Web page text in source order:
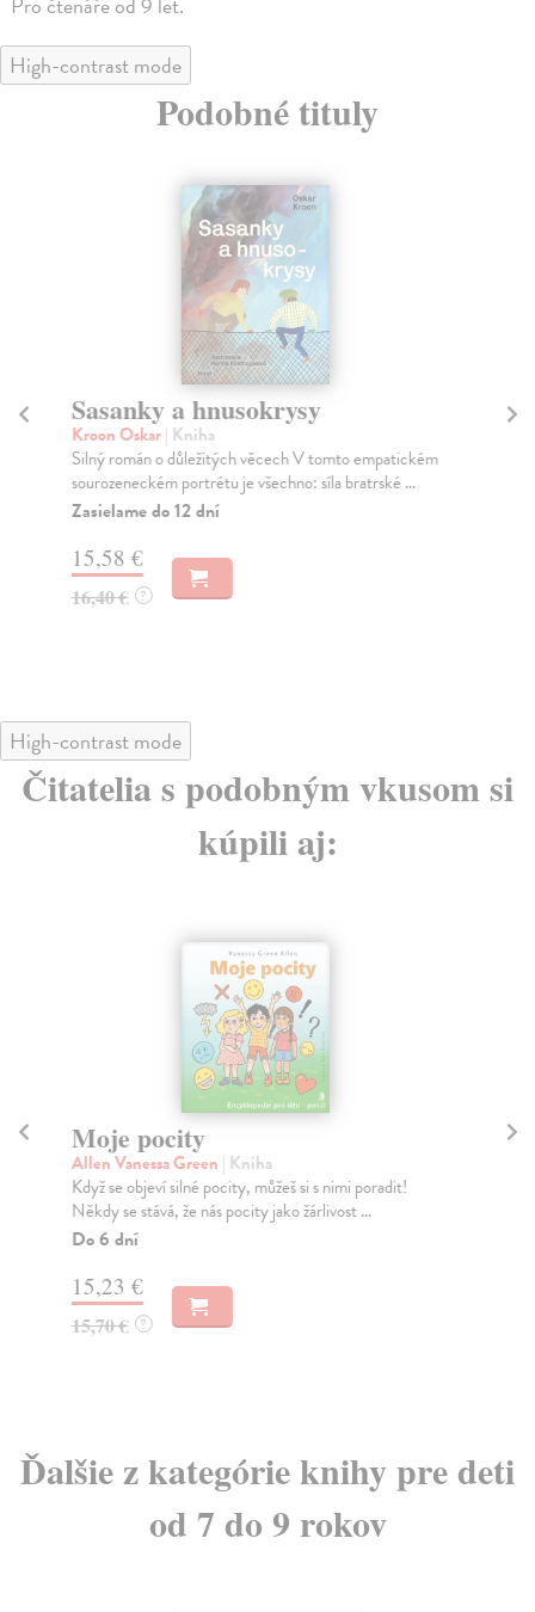
High-contrast mode
Podobné tituly
Sasanky a hnusokrysy
Kroon Oskar| Kniha
Silný román o důležitých věcech V tomto empatickém
sourozeneckém portrétu je všechno: síla bratrské ...
Zasielame do 12 dní
15,58 €
16,40 € ?
High-contrast mode
Čitatelia s podobným vkusom si
kúpili aj:
Moje pocity
Allen Vanessa Green | Kniha
Když se objeví silné pocity, můžeš si s nimi poradit!
Někdy se stává, že nás pocity jako žárlivost ...
Do 6 dní
15,23 €
15,70 € ?
Ďalšie z kategórie knihy pre deti
od 7 do 9 rokov